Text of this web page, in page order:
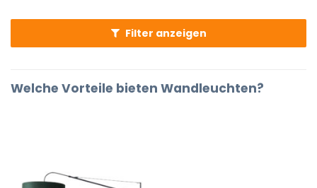
Filter anzeigen
Welche Vorteile bieten Wandleuchten?